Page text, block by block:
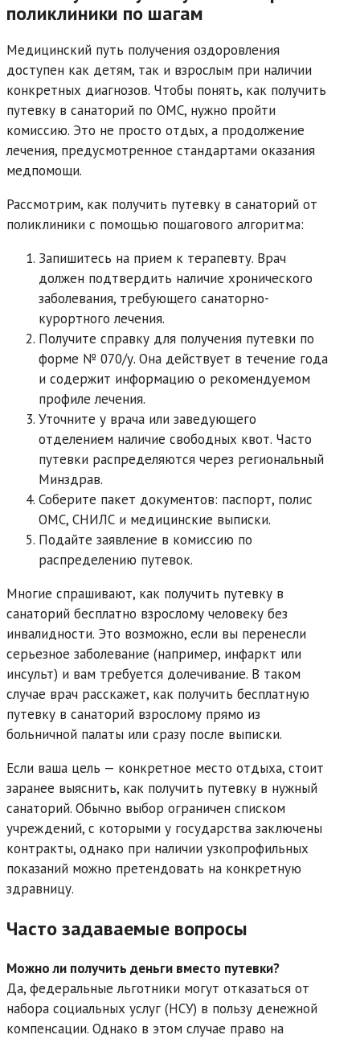
поликлиники по шагам
Медицинский путь получения оздоровления
доступен как детям, так и взрослым при наличии
конкретных диагнозов. Чтобы понять, как получить
путевку в санаторий по ОМС, нужно пройти
комиссию. Это не просто отдых, а продолжение
лечения, предусмотренное стандартами оказания
медпомощи.
Рассмотрим, как получить путевку в санаторий от
поликлиники с помощью пошагового алгоритма:
Запишитесь на прием к терапевту. Врач
должен подтвердить наличие хронического
заболевания, требующего санаторно-
курортного лечения.
Получите справку для получения путевки по
форме № 070/у. Она действует в течение года
и содержит информацию о рекомендуемом
профиле лечения.
Уточните у врача или заведующего
отделением наличие свободных квот. Часто
путевки распределяются через региональный
Минздрав.
Соберите пакет документов: паспорт, полис
ОМС, СНИЛС и медицинские выписки.
Подайте заявление в комиссию по
распределению путевок.
Многие спрашивают, как получить путевку в
санаторий бесплатно взрослому человеку без
инвалидности. Это возможно, если вы перенесли
серьезное заболевание (например, инфаркт или
инсульт) и вам требуется долечивание. В таком
случае врач расскажет, как получить бесплатную
путевку в санаторий взрослому прямо из
больничной палаты или сразу после выписки.
Если ваша цель — конкретное место отдыха, стоит
заранее выяснить, как получить путевку в нужный
санаторий. Обычно выбор ограничен списком
учреждений, с которыми у государства заключены
контракты, однако при наличии узкопрофильных
показаний можно претендовать на конкретную
здравницу.
Часто задаваемые вопросы
Можно ли получить деньги вместо путевки?
Да, федеральные льготники могут отказаться от
набора социальных услуг (НСУ) в пользу денежной
компенсации. Однако в этом случае право на